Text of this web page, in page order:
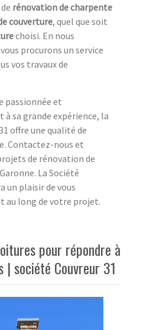
rénovation de charpente
couverture, quel que soit
choisi. En nous
procurons un service
vos travaux de
passionnée et
sa grande expérience, la
offre une qualité de
Contactez-nous et
de rénovation de
La Société
un plaisir de vous
au long de votre projet.
pour répondre à
| société Couvreur 31